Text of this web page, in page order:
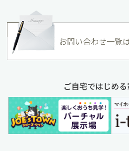
お問い合わせ一覧
ご自宅ではじめ